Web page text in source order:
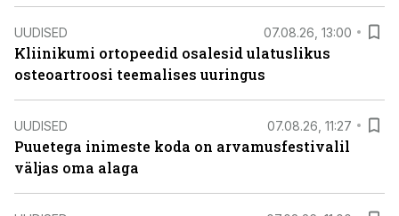
UUDISED 07.08.26, 13:00
Kliinikumi ortopeedid osalesid ulatuslikus
osteoartroosi teemalises uuringus
UUDISED 07.08.26, 11:27
Puuetega inimeste koda on arvamusfestivalil
väljas oma alaga